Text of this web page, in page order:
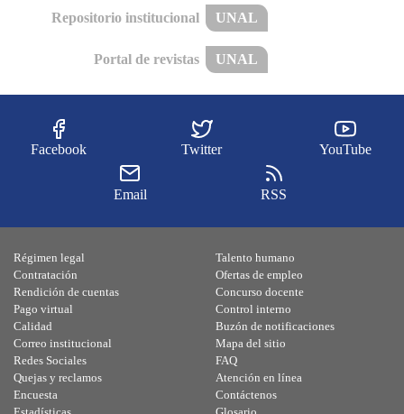
Repositorio institucional UNAL
Portal de revistas UNAL
Facebook Twitter YouTube
Email RSS
Régimen legal
Contratación
Rendición de cuentas
Pago virtual
Calidad
Talento humano
Ofertas de empleo
Concurso docente
Control interno
Buzón de notificaciones
Correo institucional
Redes Sociales
Quejas y reclamos
Encuesta
Mapa del sitio
FAQ
Atención en línea
Contáctenos